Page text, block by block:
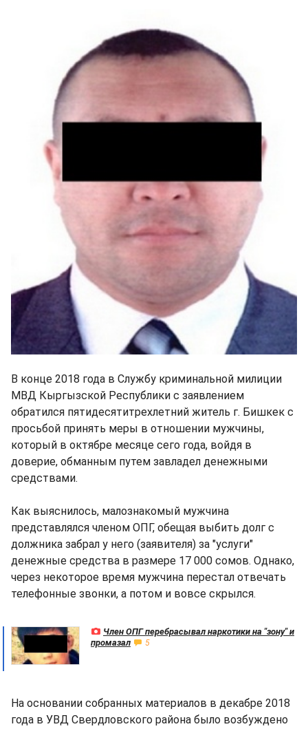
В конце 2018 года в Службу криминальной милиции
МВД Кыргызской Республики с заявлением
обратился пятидесятитрехлетний житель г. Бишкек с
просьбой принять меры в отношении мужчины,
который в октябре месяце сего года, войдя в
доверие, обманным путем завладел денежными
средствами.
Как выяснилось, малознакомый мужчина
представлялся членом ОПГ, обещая выбить долг с
должника забрал у него (заявителя) за "услуги"
денежные средства в размере 17 000 сомов. Однако,
через некоторое время мужчина перестал отвечать
телефонные звонки, а потом и вовсе скрылся.
Член ОПГ перебрасывал наркотики на "зону" и
промазал
5
На основании собранных материалов в декабре 2018
года в УВД Свердловского района было возбуждено